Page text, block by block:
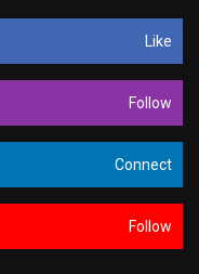
Like
Follow
Connect
Follow